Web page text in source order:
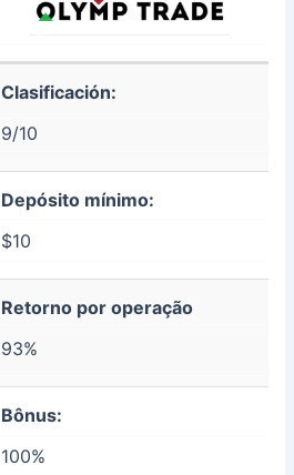
Clasificación:
9/10
Depósito mínimo:
$10
Retorno por operação
93%
Bônus:
100%